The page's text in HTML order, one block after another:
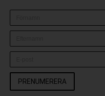
PRENUMERERA